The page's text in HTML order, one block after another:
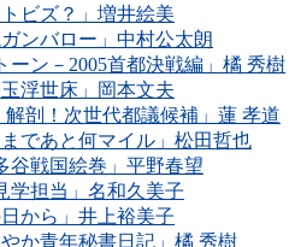
ビズ？」増井絵美
ンバロー」中村公太朗
ーン－2005首都決戦編」橘 秀樹
浮世床」岡本文夫
解剖！次世代都議候補」蓮 孝道
であと何マイル」松田哲也
谷戦国絵巻」平野春望
学担当」名和久美子
から」井上裕美子
か青年秘書日記」橘 秀樹